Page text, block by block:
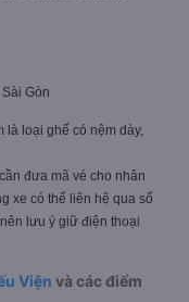
Gòn
loại ghế có nệm dày,
đưa mã vé cho nhân
xe có thể liên hệ qua số
lưu ý giữ điện thoại
Viện và các điểm